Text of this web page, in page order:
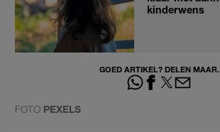
kinderwens
GOED ARTIKEL? DELEN MAAR.
FOTO PEXELS